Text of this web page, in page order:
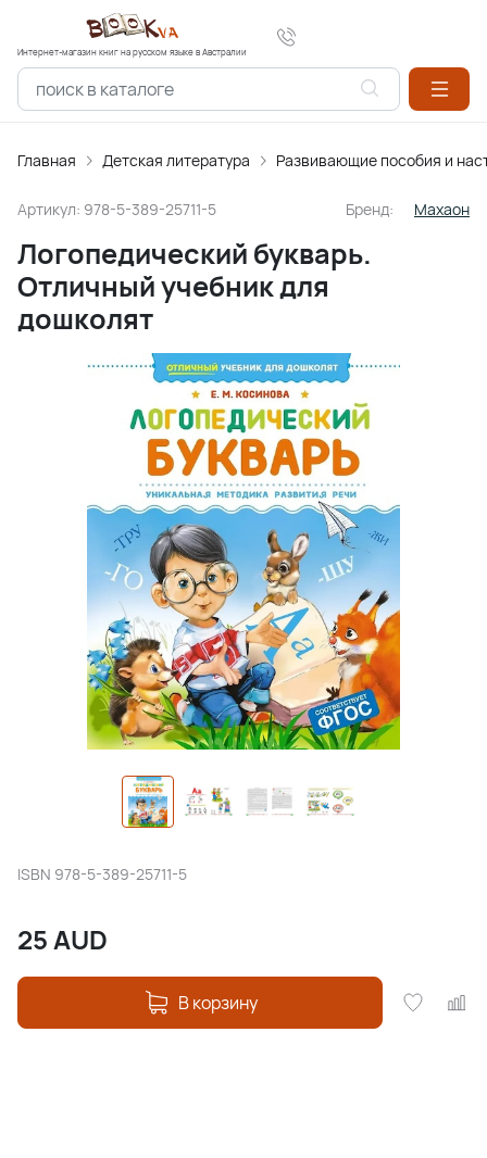
Интернет-магазин книг на русском языке в Австралии
Главная Детская литература Развивающие пособия и
Артикул: 978-5-389-25711-5 Бренд: Махаон
Логопедический букварь.
Отличный учебник для
дошколят
ISBN 978-5-389-25711-5
25AUD
В корзину